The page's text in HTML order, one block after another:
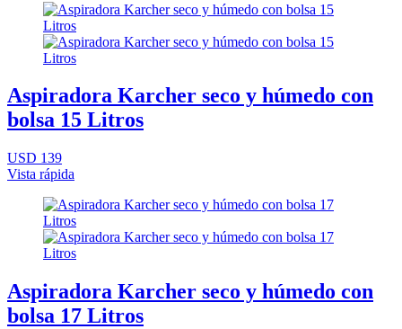
Aspiradora Karcher seco y húmedo con
bolsa 15 Litros
USD 139
Vista rápida
Aspiradora Karcher seco y húmedo con
bolsa 17 Litros